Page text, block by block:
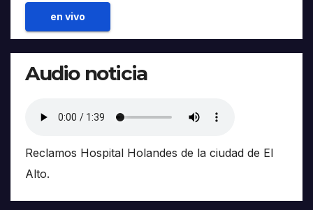
en vivo
Audio noticia
Reclamos Hospital Holandes de la ciudad de El
Alto.